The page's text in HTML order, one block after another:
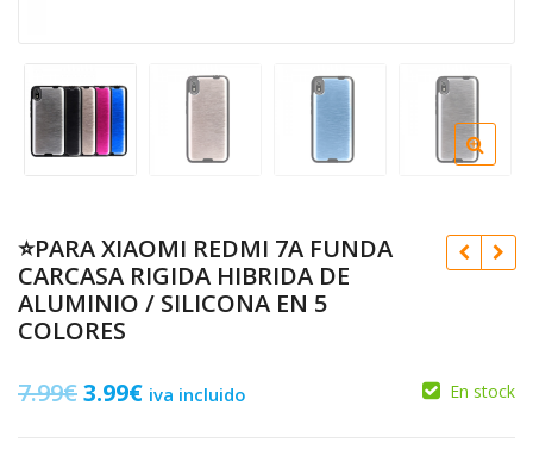
⭐PARA XIAOMI REDMI 7A FUNDA
CARCASA RIGIDA HIBRIDA DE
ALUMINIO / SILICONA EN 5
COLORES
7.99€El
3.99€Eliva incluido En stock